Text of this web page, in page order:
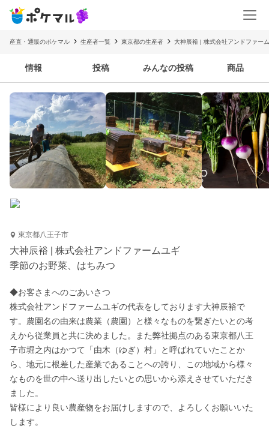
産直・通販のポケマル 生産者一覧 東京都の生産者 大神辰裕 | 株式会社アンドファー
情報 投稿 みんなの投稿 商品
東京都八王子市
大神辰裕 | 株式会社アンドファームユギ
季節のお野菜、はちみつ
◆お客さまへのごあいさつ
株式会社アンドファームユギの代表をしております大神辰裕で
す。農園名の由来は農業（農園）と様々なものを繋ぎたいとの考
えから従業員と共に決めました。また弊社拠点のある東京都八王
子市堀之内はかつて「由木（ゆぎ）村」と呼ばれていたことか
ら、地元に根差した産業であることへの誇り、この地域から様々
なものを世の中へ送り出したいとの思いから添えさせていただき
ました。
皆様により良い農産物をお届けしますので、よろしくお願いいた
します。